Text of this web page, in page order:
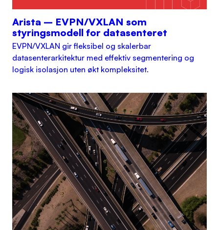
Arista – EVPN/VXLAN som
styringsmodell for datasenteret
EVPN/VXLAN gir fleksibel og skalerbar
datasenterarkitektur med effektiv segmentering og
logisk isolasjon uten økt kompleksitet.